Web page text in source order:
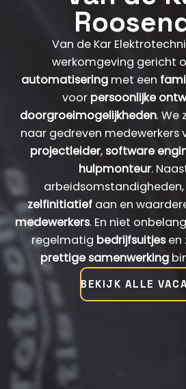
Van de Kar
werkomgeving gericht
automatisering met een
voor persoonlijke
doorgroeimogelijkheden. We
naar gedreven medewerkers
projectleider, software
hulpmonteur.
zelfinitiatief aan en
medewerkers. En niet
regelmatig bedrijfsuitjesen
prettige samenwerking
BEKIJK ALLE